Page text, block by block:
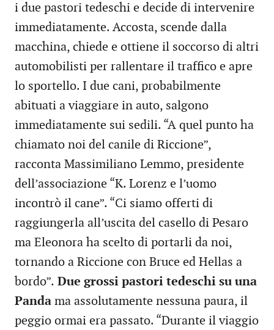
i due pastori tedeschi e decide di intervenire
immediatamente. Accosta, scende dalla
macchina, chiede e ottiene il soccorso di altri
automobilisti per rallentare il traffico e apre
lo sportello. I due cani, probabilmente
abituati a viaggiare in auto, salgono
immediatamente sui sedili. “A quel punto ha
chiamato noi del canile di Riccione”,
racconta Massimiliano Lemmo, presidente
dell’associazione “K. Lorenz e l’uomo
incontrò il cane”. “Ci siamo offerti di
raggiungerla all’uscita del casello di Pesaro
ma Eleonora ha scelto di portarli da noi,
tornando a Riccione con Bruce ed Hellas a
bordo”. Due grossi pastori tedeschi su una
Panda ma assolutamente nessuna paura, il
peggio ormai era passato. “Durante il viaggio